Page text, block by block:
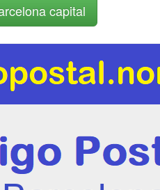
capital